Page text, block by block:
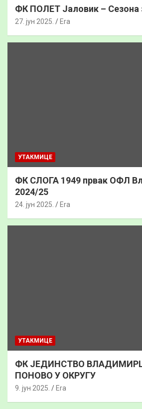
ФК ПОЛЕТ Јаловик – Сезона
27. јун 2025. Era
УТАКМИЦЕ
ФК СЛОГА 1949 првак ОФЛ
2024/25
24. јун 2025. Era
УТАКМИЦЕ
ФК ЈЕДИНСТВО
ПОНОВО У ОКРУГУ
9. јун 2025. Era